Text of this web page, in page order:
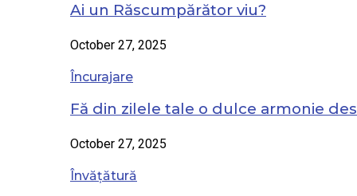
Ai un Răscumpărător viu?
October 27, 2025
Încurajare
Fă din zilele tale o dulce armonie
October 27, 2025
Învățătură